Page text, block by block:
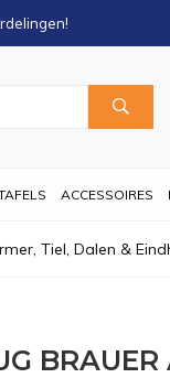
ACCESSOIRES
Tiel, Dalen &